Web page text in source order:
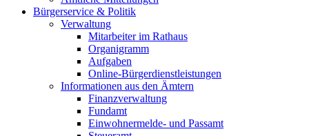
Bürgerservice & Politik
Verwaltung
Mitarbeiter im Rathaus
Organigramm
Aufgaben
Online-Bürgerdienstleistungen
Informationen aus den Ämtern
Finanzverwaltung
Fundamt
Einwohnermelde- und Passamt